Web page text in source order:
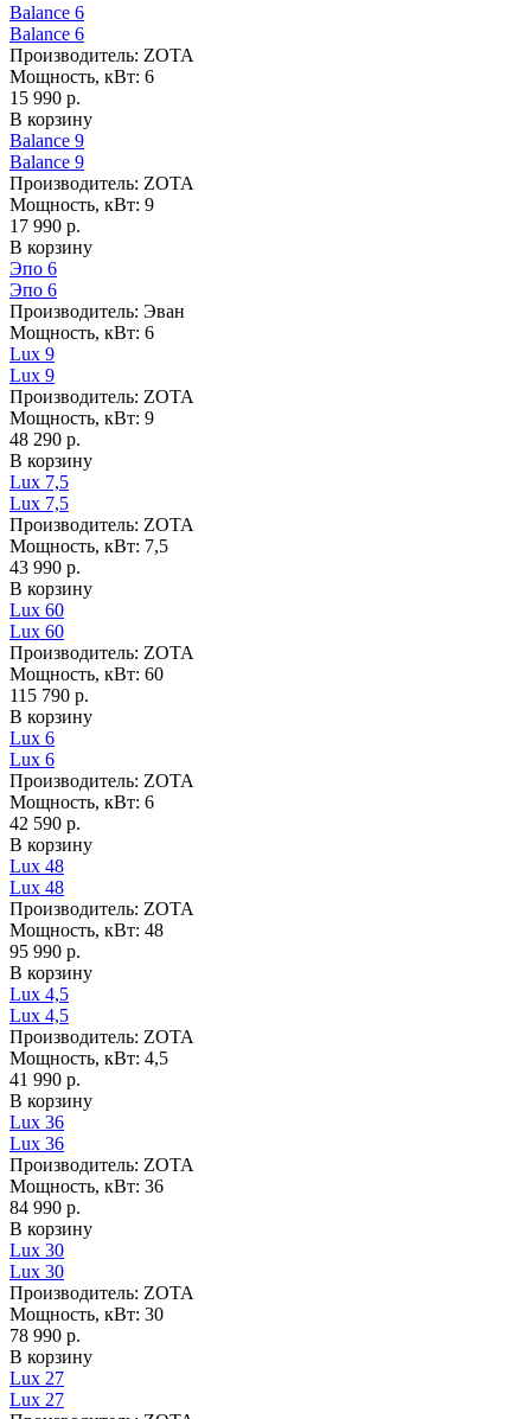
Balance 6
Balance 6
Производитель: ZOTA
Мощность, кВт: 6
15 990 р.
В корзину
Balance 9
Balance 9
Производитель: ZOTA
Мощность, кВт: 9
17 990 р.
В корзину
Эпо 6
Эпо 6
Производитель: Эван
Мощность, кВт: 6
Lux 9
Lux 9
Производитель: ZOTA
Мощность, кВт: 9
48 290 р.
В корзину
Lux 7,5
Lux 7,5
Производитель: ZOTA
Мощность, кВт: 7,5
43 990 р.
В корзину
Lux 60
Lux 60
Производитель: ZOTA
Мощность, кВт: 60
115 790 р.
В корзину
Lux 6
Lux 6
Производитель: ZOTA
Мощность, кВт: 6
42 590 р.
В корзину
Lux 48
Lux 48
Производитель: ZOTA
Мощность, кВт: 48
95 990 р.
В корзину
Lux 4,5
Lux 4,5
Производитель: ZOTA
Мощность, кВт: 4,5
41 990 р.
В корзину
Lux 36
Lux 36
Производитель: ZOTA
Мощность, кВт: 36
84 990 р.
В корзину
Lux 30
Lux 30
Производитель: ZOTA
Мощность, кВт: 30
78 990 р.
В корзину
Lux 27
Lux 27